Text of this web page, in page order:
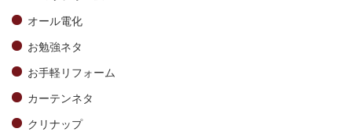
オール電化
お勉強ネタ
お手軽リフォーム
カーテンネタ
クリナップ